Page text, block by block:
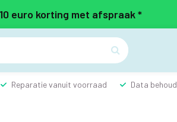
euro korting met afspraak *

Reparatie vanuit voorraad Data behoud